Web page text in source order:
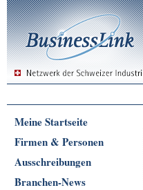
Meine Startseite
Firmen & Personen
Ausschreibungen
Branchen-News